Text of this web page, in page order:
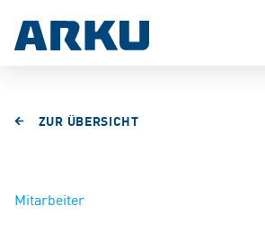
ZUR ÜBERSICHT
Mitarbeiter